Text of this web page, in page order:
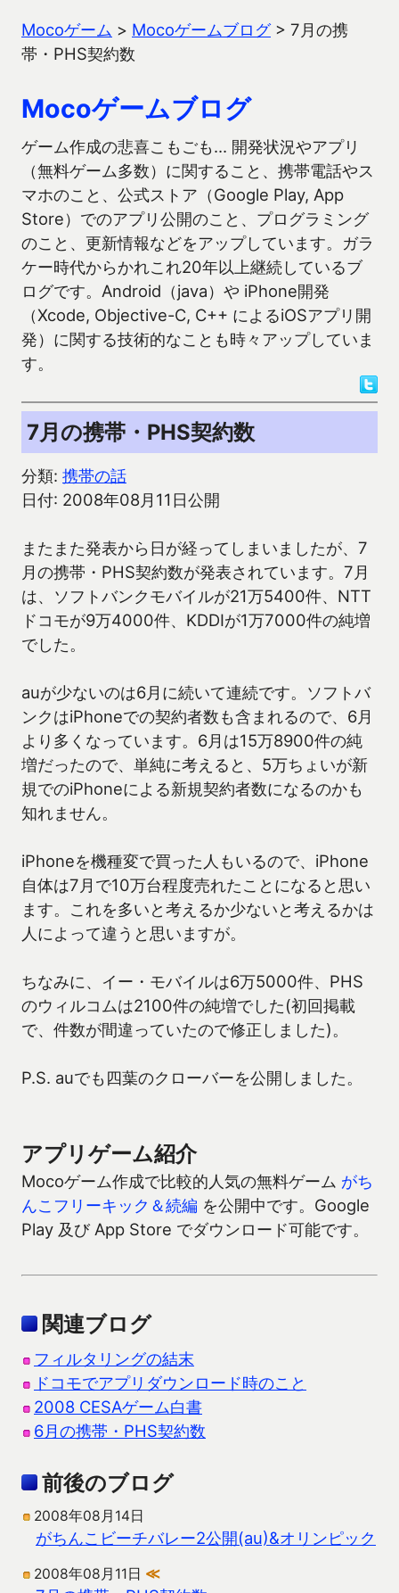
Mocoゲーム > Mocoゲームブログ> 7月の携
帯・PHS契約数
Mocoゲームブログ
ゲーム作成の悲喜こもごも… 開発状況やアプリ
（無料ゲーム多数）に関すること、携帯電話やス
マホのこと、公式ストア（Google Play, App
Store）でのアプリ公開のこと、プログラミング
のこと、更新情報などをアップしています。ガラ
ケー時代からかれこれ20年以上継続しているブ
ログです。Android（java）や iPhone開発
（Xcode, Objective-C, C++ によるiOSアプリ開
発）に関する技術的なことも時々アップしていま
す。
7月の携帯・PHS契約数
分類: 携帯の話
日付: 2008年08月11日公開
またまた発表から日が経ってしまいましたが、7
月の携帯・PHS契約数が発表されています。7月
は、ソフトバンクモバイルが21万5400件、NTT
ドコモが9万4000件、KDDIが1万7000件の純増
でした。
auが少ないのは6月に続いて連続です。ソフトバ
ンクはiPhoneでの契約者数も含まれるので、6月
より多くなっています。6月は15万8900件の純
増だったので、単純に考えると、5万ちょいが新
規でのiPhoneによる新規契約者数になるのかも
知れません。
iPhoneを機種変で買った人もいるので、iPhone
自体は7月で10万台程度売れたことになると思い
ます。これを多いと考えるか少ないと考えるかは
人によって違うと思いますが。
ちなみに、イー・モバイルは6万5000件、PHS
のウィルコムは2100件の純増でした(初回掲載
で、件数が間違っていたので修正しました)。
P.S. auでも四葉のクローバーを公開しました。
アプリゲーム紹介
Mocoゲーム作成で比較的人気の無料ゲーム がち
んこフリーキック＆続編 を公開中です。Google
Play 及び App Store でダウンロード可能です。
関連ブログ
フィルタリングの結末
ドコモでアプリダウンロード時のこと
2008 CESAゲーム白書
6月の携帯・PHS契約数
前後のブログ
2008年08月14日
がちんこビーチバレー2公開(au)&オリンピック
2008年08月11日 ≪